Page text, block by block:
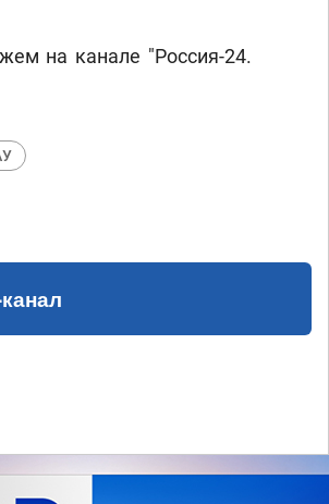
на канале "Россия-24.